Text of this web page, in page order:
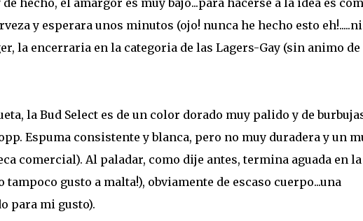
hecho, el amargor es muy bajo...para hacerse a la idea es
y esperara unos minutos (ojo! nunca he hecho esto
la encerraria en la categoria de las Lagers-Gay (sin animo de
la Bud Select es de un color dorado muy palido y de
Espuma consistente y blanca, pero no muy duradera y un
comercial). Al paladar, como dije antes, termina aguada en la
gusto a malta!), obviamente de escaso cuerpo...una
para mi gusto).